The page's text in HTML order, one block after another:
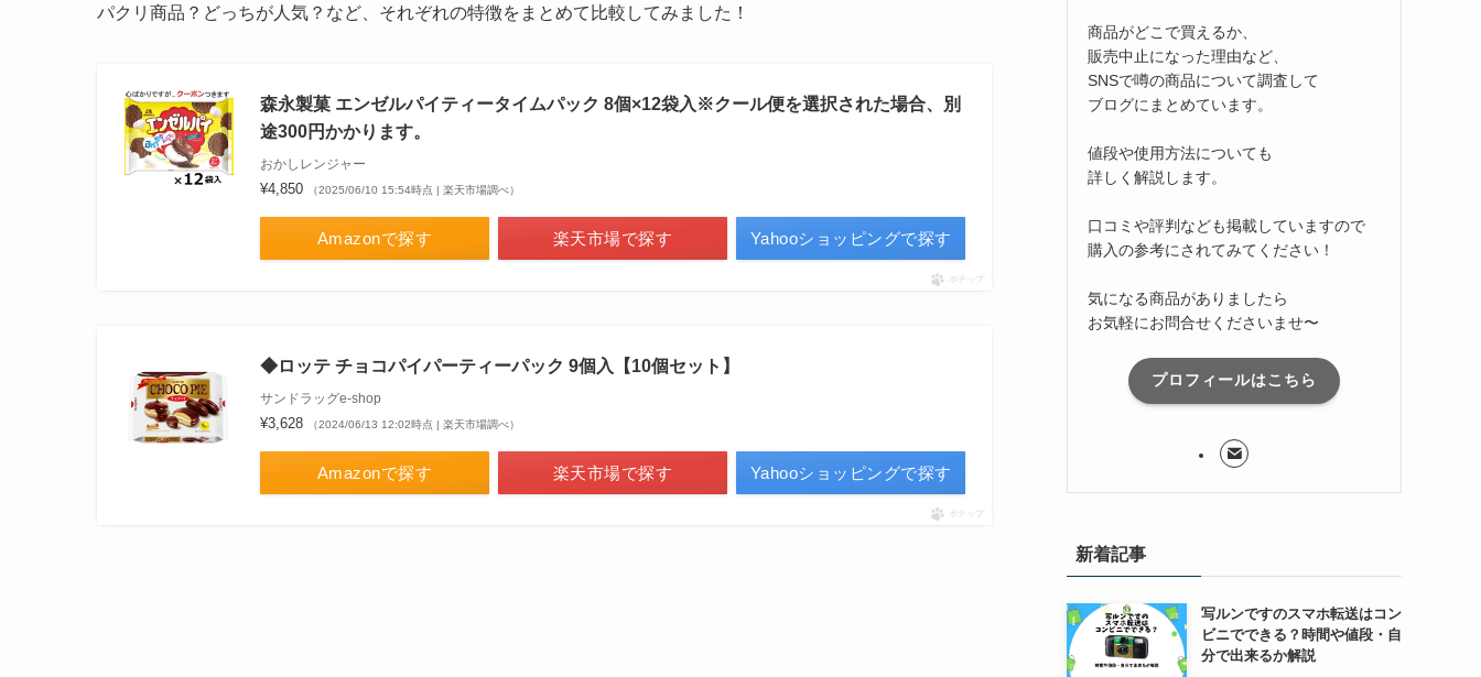
パクリ商品？どっちが人気？など、それぞれの特徴をまとめて比較してみました！
森永製菓 エンゼルパイティータイムパック 8個×12袋入※クール便を選択された場合、別
途300円かかります。
おかしレンジャー
¥4,850 （2025/06/10 15:54時点 | 楽天市場調べ）
Amazonで探す 楽天市場で探す Yahooショッピングで探す
ポチップ
◆ロッテ チョコパイパーティーパック 9個入【10個セット】
サンドラッグe-shop
¥3,628 （2024/06/13 12:02時点 | 楽天市場調べ）
Amazonで探す 楽天市場で探す Yahooショッピングで探す
ポチップ
商品がどこで買えるか、
販売中止になった理由など、
SNSで噂の商品について調査して
ブログにまとめています。
値段や使用方法についても
詳しく解説します。
口コミや評判なども掲載していますので
購入の参考にされてみてください！
気になる商品がありましたら
お気軽にお問合せくださいませ〜
プロフィールはこちら
新着記事
写ルンですのスマホ転送はコン
ビニでできる？時間や値段・自
分で出来るか解説